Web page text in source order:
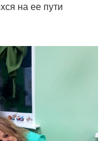
на ее пути